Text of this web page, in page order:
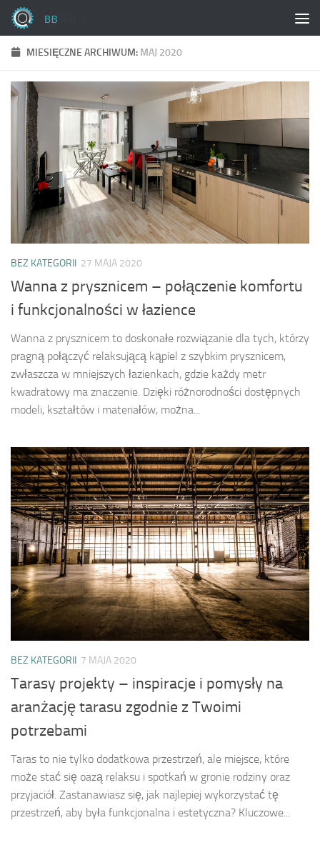
Skip to content
MIESIĘCZNE ARCHIWUM: MAJ 2020
BEZ KATEGORII 27 MAJA 2020
Wanna z prysznicem – połączenie komfortu
i funkcjonalności w łazience
Wanna z prysznicem to doskonałe rozwiązanie dla tych, którzy
pragną połączyć relaksującą kąpiel z szybkim prysznicem,
zwłaszcza w mniejszych łazienkach, gdzie każdy metr
kwadratowy ma znaczenie. Dzięki różnorodności dostępnych
modeli, kształtów i materiałów, można...
BEZ KATEGORII 7 MAJA 2020
Tarasy projekty – inspiracje i pomysły na
aranżację tarasu zgodnie z Twoimi
potrzebami
Taras to nie tylko dodatkowa przestrzeń, ale miejsce, które
może stać się oazą relaksu i spotkań w gronie rodziny oraz
przyjaciół. Zastanawiasz się, jak najlepiej wykorzystać tę
przestrzeń, aby była funkcjonalna i estetyczna? Kluczowe...